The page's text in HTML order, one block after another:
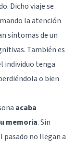
Dicho viaje se
la atención
síntomas de un
También es
individuo tenga
o bien
acaba
memoria. Sin
pasado no llegan a